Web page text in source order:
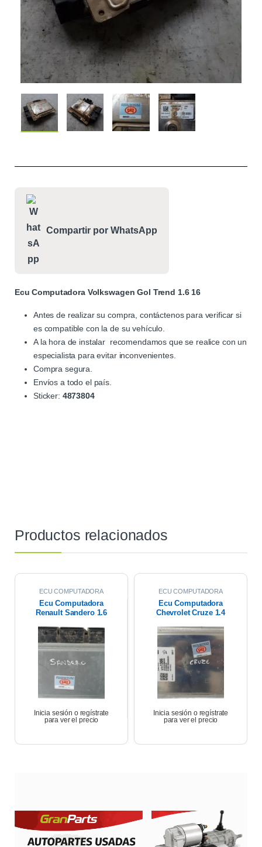
Compartir por WhatsApp
Ecu Computadora Volkswagen Gol Trend 1.6 16
Antes de realizar su compra, contáctenos para verificar si
es compatible con la de su vehículo.
A la hora de instalar recomendamos que se realice con un
especialista para evitar inconvenientes.
Compra segura.
Envíos a todo el país.
Sticker: 4873804
Productos relacionados
ECU COMPUTADORA
Ecu Computadora
Renault Sandero 1.6
Inicia sesión o regístrate
para ver el precio
ECU COMPUTADORA
Ecu Computadora
Chevrolet Cruze 1.4
Inicia sesión o regístrate
para ver el precio